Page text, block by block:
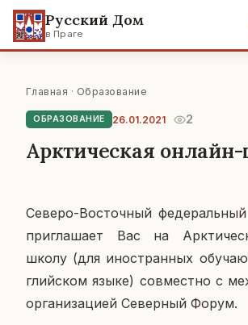
Русский Дом
в Праге
Главная · Образование
ОБРАЗОВАНИЕ 26.01.2021 2
Арктическая
Северо-Во­сточ­ный фе­де­раль­ный
при­гла­ша­ет Вас на
школу (для ино­стран­ных
глий­ском языке) сов­мест­но с
ор­га­ни­за­ци­ей Се­вер­ный Форум.